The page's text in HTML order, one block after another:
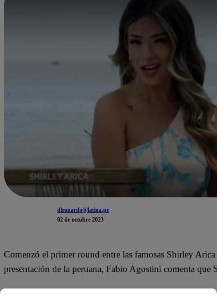
dleonardo@latina.pe
02 de octubre 2023
Comenzó el primer round entre las famosas Shirley
presentación de la peruana, Fabio Agostini comenta
“Yo creo que se va a llevar muy bien con Pamela”,